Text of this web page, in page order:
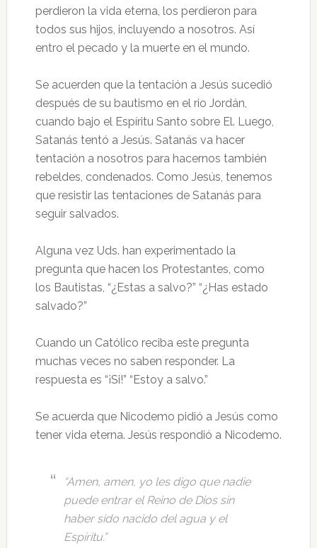
perdieron la vida eterna, los perdieron para
todos sus hijos, incluyendo a nosotros. Así
entro el pecado y la muerte en el mundo.
Se acuerden que la tentación a Jesús sucedió
después de su bautismo en el rio Jordán,
cuando bajo el Espíritu Santo sobre El. Luego,
Satanás tentó a Jesús. Satanás va hacer
tentación a nosotros para hacernos también
rebeldes, condenados. Como Jesús, tenemos
que resistir las tentaciones de Satanás para
seguir salvados.
Alguna vez Uds. han experimentado la
pregunta que hacen los Protestantes, como
los Bautistas, “¿Estas a salvo?” “¿Has estado
salvado?”
Cuando un Católico reciba este pregunta
muchas veces no saben responder. La
respuesta es “¡Si!” “Estoy a salvo.”
Se acuerda que Nicodemo pidió a Jesús como
tener vida eterna. Jesús respondió a Nicodemo.
“Amen, amen, yo les digo que nadie
puede entrar el Reino de Dios sin
haber sido nacido del agua y el
Espíritu.”